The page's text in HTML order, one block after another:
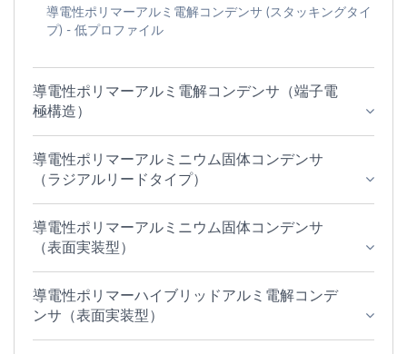
導電性ポリマーアルミ電解コンデンサ (スタッキングタイ
プ) - 低プロファイル
導電性ポリマーアルミ電解コンデンサ（端子電
極構造）
導電性ポリマーアルミニウム固体コンデンサ
（ラジアルリードタイプ）
導電性ポリマーアルミニウム固体コンデンサ
（表面実装型）
導電性ポリマーハイブリッドアルミ電解コンデ
ンサ（表面実装型）